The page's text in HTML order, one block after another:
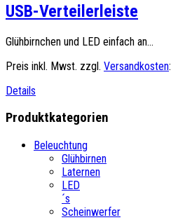
USB-Verteilerleiste
Glühbirnchen und LED einfach an...
Preis inkl. Mwst. zzgl. Versandkosten:
Details
Produktkategorien
Beleuchtung
Glühbirnen
Laternen
LED
´s
Scheinwerfer